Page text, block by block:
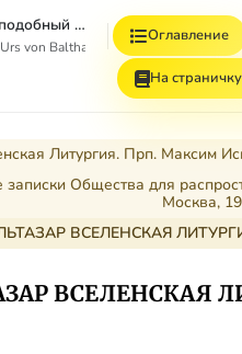
Вселенская Литургия. Преподобный Максим Исповедник.
von Balthasar)
Оглавление
На
Литургия. Прп. Максим
Общества для
Москва,
ВСЕЛЕНСКАЯ
ВСЕЛЕНСКАЯ